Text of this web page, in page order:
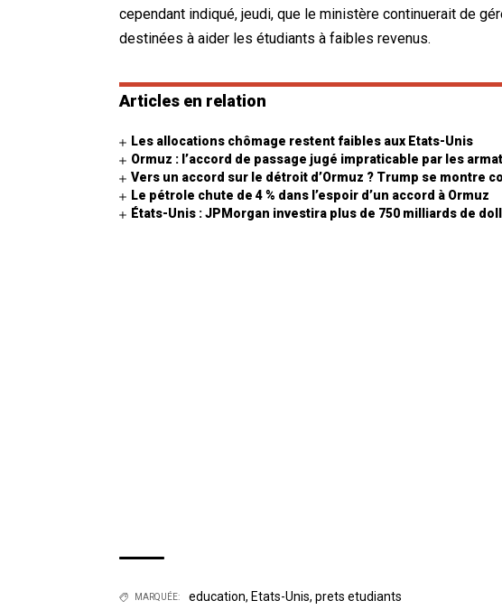
cependant indiqué, jeudi, que le ministère continuerait de
destinées à aider les étudiants à faibles revenus.
Articles en relation
Les allocations chômage restent faibles aux Etats-Unis
Ormuz : l’accord de passage jugé impraticable par les
Vers un accord sur le détroit d’Ormuz ? Trump se montre
Le pétrole chute de 4 % dans l’espoir d’un accord à Ormuz
États-Unis : JPMorgan investira plus de 750 milliards de
MARQUÉE: education, Etats-Unis, prets etudiants